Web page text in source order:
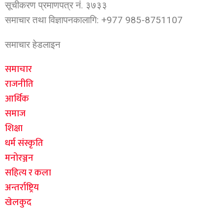
सूचीकरण प्रमाणपत्र नं. ३७३३
समाचार तथा विज्ञापनकालागि: +977 985-8751107
समाचार हेडलाइन
समाचार
राजनीति
आर्थिक
समाज
शिक्षा
धर्म संस्कृति
मनोरञ्जन
सहित्य र कला
अन्तर्राष्ट्रिय
खेलकुद